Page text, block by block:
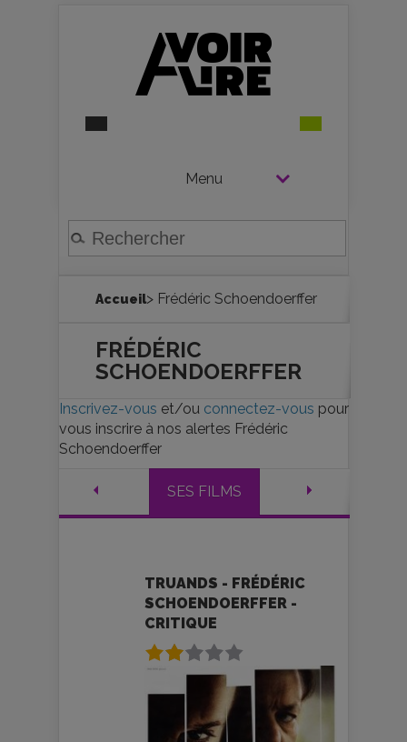
Menu
Accueil> Frédéric Schoendoerffer
FRÉDÉRIC
SCHOENDOERFFER
Inscrivez-vous et/ou connectez-vous pour
vous inscrire à nos alertes Frédéric
Schoendoerffer
SES FILMS
TRUANDS - FRÉDÉRIC
SCHOENDOERFFER -
CRITIQUE